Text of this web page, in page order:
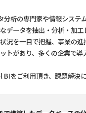
析の専門家や情報システ
データを抽出・分析・加
況を一目で把握、事業の
トがあり、多くの企業で導
をご利用頂き、課題解決